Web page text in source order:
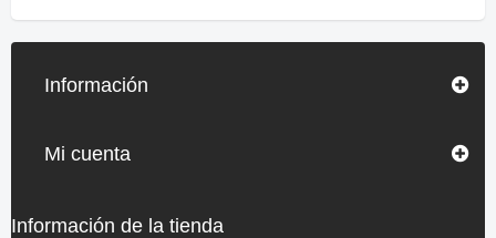
Información
Mi cuenta
Información de la tienda